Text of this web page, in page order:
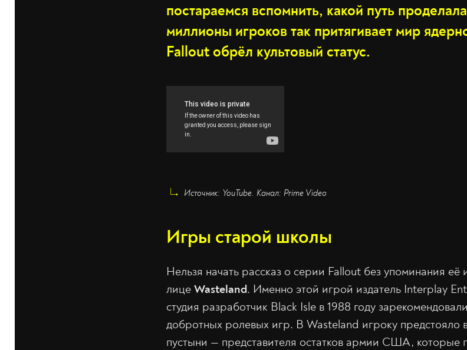
постараемся вспомнить, какой путь
миллионы игроков так притягивает мир
Fallout обрёл культовый статус.
Источник: YouTube. Канал: Prime Video
Игры старой школы
Нельзя начать рассказ о серии Fallout без упоминания
лице Wasteland. Именно этой игрой издатель Interplay
студия разработчик Black Isle в 1988 году
добротных ролевых игр. В Wasteland игроку предстояло
пустыни — представителя остатков армии США, которые